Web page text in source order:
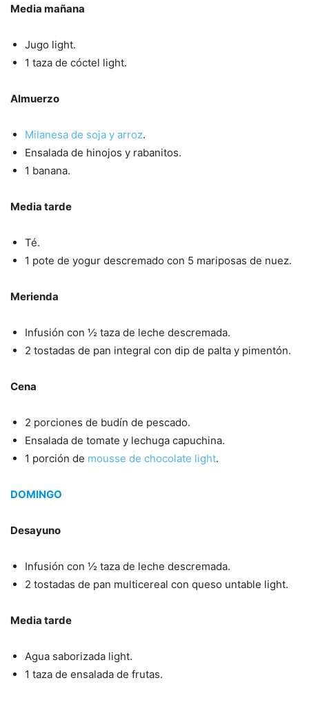
Media mañana
Jugo light.
1 taza de cóctel light.
Almuerzo
Milanesa de soja y arroz.
Ensalada de hinojos y rabanitos.
1 banana.
Media tarde
Té.
1 pote de yogur descremado con 5 mariposas de nuez.
Merienda
Infusión con ½ taza de leche descremada.
2 tostadas de pan integral con dip de palta y pimentón.
Cena
2 porciones de budín de pescado.
Ensalada de tomate y lechuga capuchina.
1 porción de mousse de chocolate light.
DOMINGO
Desayuno
Infusión con ½ taza de leche descremada.
2 tostadas de pan multicereal con queso untable light.
Media tarde
Agua saborizada light.
1 taza de ensalada de frutas.